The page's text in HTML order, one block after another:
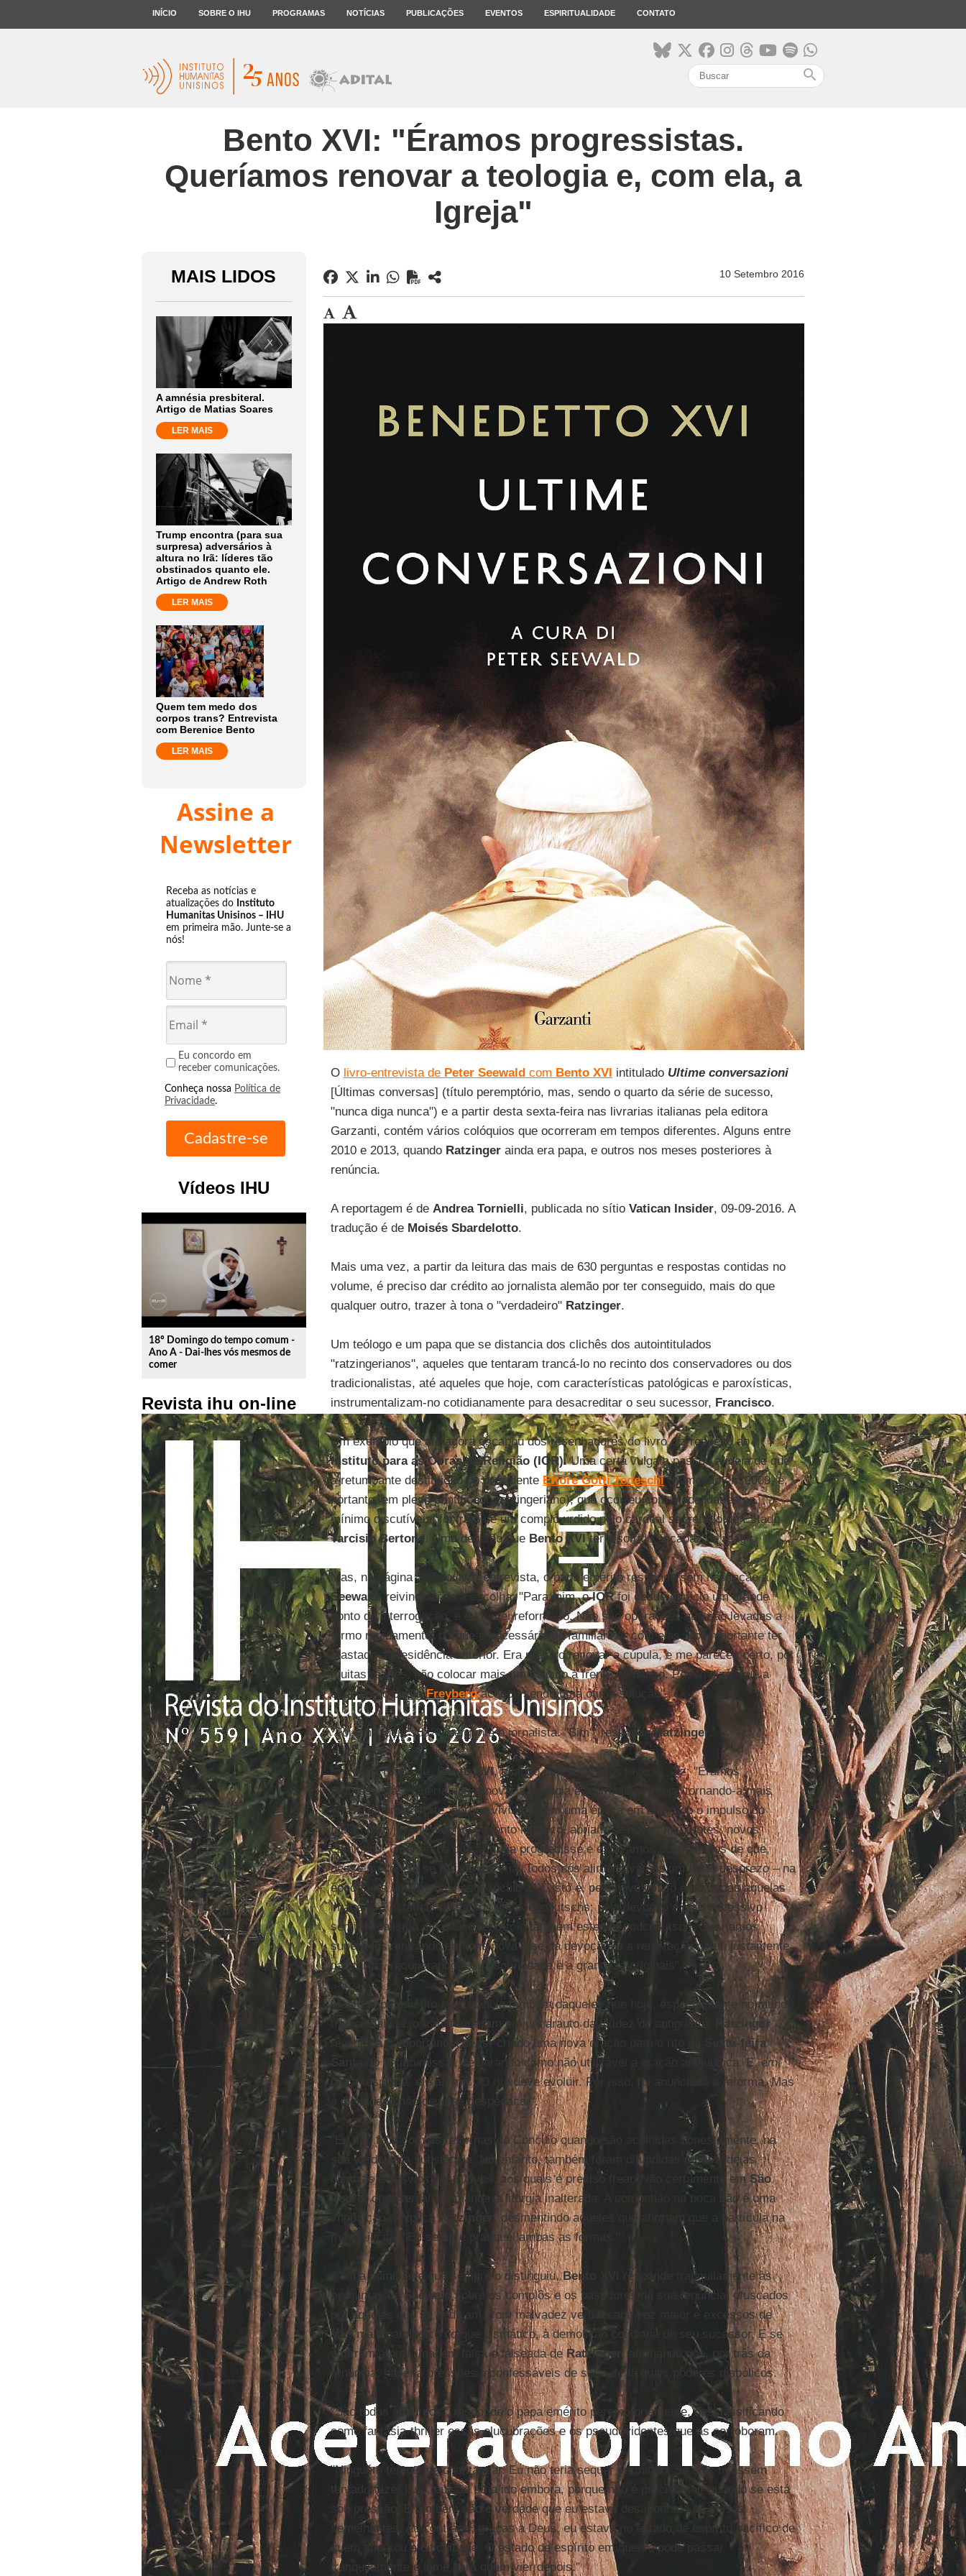
INÍCIO SOBRE O IHU PROGRAMAS NOTÍCIAS PUBLICAÇÕES EVENTOS ESPIRITUALIDADE CONTATO
search
Bento XVI: "Éramos progressistas.
Queríamos renovar a teologia e, com ela, a
Igreja"
MAIS LIDOS
A amnésia presbiteral.
Artigo de Matias Soares
LER MAIS
Trump encontra (para sua
surpresa) adversários à
altura no Irã: líderes tão
obstinados quanto ele.
Artigo de Andrew Roth
LER MAIS
Quem tem medo dos
corpos trans? Entrevista
com Berenice Bento
LER MAIS
Assine a
Newsletter
Receba as notícias e
atualizações do Instituto
Humanitas Unisinos – IHU
em primeira mão. Junte-se a
nós!
Eu concordo em
receber comunicações.
Conheça nossa Política de
Privacidade.
Vídeos IHU
play_circle_outline
18º Domingo do tempo comum -
Ano A - Dai-lhes vós mesmos de
comer
Revista ihu on-line
10 Setembro 2016
O livro-entrevista de Peter Seewaldcom Bento XVI intitulado Ultime conversazioni
[Últimas conversas] (título peremptório, mas, sendo o quarto da série de sucesso,
"nunca diga nunca") e a partir desta sexta-feira nas livrarias italianas pela editora
Garzanti, contém vários colóquios que ocorreram em tempos diferentes. Alguns entre
2010 e 2013, quando Ratzingerainda era papa, e outros nos meses posteriores à
renúncia.
A reportagem é de Andrea Tornielli, publicada no sítio Vatican Insider, 09-09-2016. A
tradução é de Moisés Sbardelotto.
Mais uma vez, a partir da leitura das mais de 630 perguntas e respostas contidas no
volume, é preciso dar crédito ao jornalista alemão por ter conseguido, mais do que
qualquer outro, trazer à tona o "verdadeiro" Ratzinger.
Um teólogo e um papa que se distancia dos clichês dos autointitulados
"ratzingerianos", aqueles que tentaram trancá-lo no recinto dos conservadores ou dos
tradicionalistas, até aqueles que hoje, com características patológicas e paroxísticas,
instrumentalizam-no cotidianamente para desacreditar o seu sucessor, Francisco.
Um exemplo que até agora escapou dos resenhadores do livro diz respeito ao
Instituto para as Obras de Religião (IOR). Uma certa vulgata passou a ideia de que
a retumbante destituição do presidente Ettore Gotti Tedeschi(nomeado em 2009, e,
portanto, em pleno pontificado ratzingeriano), que ocorreu com modalidades no
mínimo discutíveis, foi fruto de um complô urdido pelo cardeal secretário de Estado
Tarcisio Bertone. Uma decisão que Bento XVIteria sofrido, incapaz de reagir.
Mas, na página 209 do livro-entrevista, o papa emérito responde sem hesitação a
Seewald , reivindicando a escolha: "Para mim, oIORfoi desde o início um grande
ponto de interrogação, e eu tentei reformá-lo. Não são operações que são levadas a
termo rapidamente, porque é necessário se familiarizar com elas. Foi importante ter
afastado a presidência anterior. Era preciso renovar a cúpula, e me pareceu certo, por
muitas razões, não colocar mais um italiano à frente do banco. Posso dizer que a
escolha do barãoFreybergacabou sendo uma ótima solução".
"Foi uma ideia sua?", pergunta o jornalista. "Sim", respondeRatzinger
Em outra resposta, Bento XVI, falando dos seus anos juvenis, diz: "Éramos
progressistas. Queríamos renovar a teologia e, com ela, a Igreja, tornando-a mais
viva. Tínhamos sorte, porque vivíamos em uma época em que, sob o impulso do
movimento juvenil e do movimento litúrgico, abriam-se novos horizontes, novos
caminhos. Queríamos que a Igreja progredisse e estávamos convencidos de que,
desse modo, ela se rejuvenesceria. Todos nós alimentávamos um certo desprezo – na
época, era uma moda – pelo século XIX, isto é, pelo novo gótico e por todas aquelas
imagens e estátuas de santos um pouco kitschs; pela devoção e pelo excessivo
sentimentalismo um pouco restrito e também este um pouco kitsch. Queríamos
superá-los, entrando em uma nova fase da devoção, e a renovação partiu justamente
da liturgia, recuperando a sua sobriedade e a grandeza originais".
Mas o papa emérito se distancia também daqueles que hoje, especialmente no mundo
tradicionalista, o transformaram em um arauto da fixidez do antigo rito.
Ratzinger
reivindica a importância de ter criado uma nova oração para o rito da
Sexta-feira
do antigo missal, declarando como não utilizável a oração antijudaica. E, em
outra resposta, ele afirma: "O rito deve evoluir. Por isso, foi anunciada a reforma. Mas
a identidade não deve se despedaçar".
"Eu fico feliz com as reformas do Concílio quando são acolhidas honestamente, na
sua verdadeira substância. No entanto, também foram difundidas muitas ideias
bizarras e desvios destrutivos, aos quais é preciso frear. Não certamente emSão
Pedro
, onde tentamos manter a liturgia inalterada. A comunhão na boca não é uma
imposição", explicaRatzinger
, desmentindo aqueles que afirmam que a partícula na
mão é ilícita. "Eu sempre pratiquei ambas as formas."
Com a humildade que sempre o distinguiu,Bento XVI
responde tranquilamente às
perguntas deSeewald sobre os complôs e os bastidores da sua renúncia, ofuscados
por aqueles que se dedicam, com malvadez verbal cada vez maior e excessos de
ódio mais patológico do que cismático, à demolição cotidiana do seu sucessor. E se
agarram a uma imagem falsa e falseada deRatzinger
, afirmando que, por trás da
renúncia, haveria pressões inconfessáveis de sabe-se lá quais poderes diabólicos.
"São todos absurdos", responde o papa emérito peremptoriamente, desclassificando
como fantasia-thriller essas elucubrações e os pseudovidentes que as corroboram.
"Ninguém tentou me chantagear. Eu não teria sequer permitido. Se eles tivessem
tentado fazer isso, eu não teria ido embora, porque não é preciso sair quando se está
sob pressão. E também não é verdade que eu estava desapontado ou coisas
semelhantes. Ao contrário, graças a Deus, eu estava no estado de espírito pacífico de
quem superou a dificuldade. O estado de espírito em que se pode passar
tranquilamente o leme para quem vier depois."